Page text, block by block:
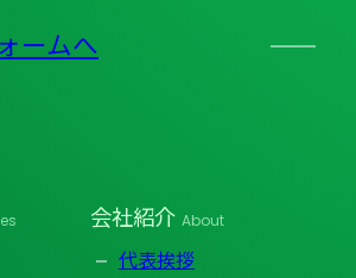
ームへ
会社紹介 About
代表挨拶